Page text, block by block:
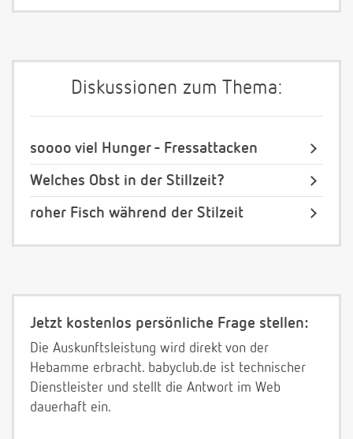
Diskussionen zum Thema:
soooo viel Hunger - Fressattacken
Welches Obst in der Stillzeit?
roher Fisch während der Stilzeit
Jetzt kostenlos persönliche Frage stellen:
Die Auskunftsleistung wird direkt von der
Hebamme erbracht. babyclub.de ist technischer
Dienstleister und stellt die Antwort im Web
dauerhaft ein.